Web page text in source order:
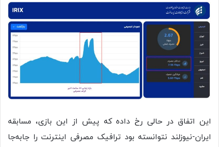
این اتفاق در حالی رخ داده که پیش از این بازی، مسابقه
ایران-نیوزلند نتوانسته بود ترافیک مصرفی اینترنت را جابه‌جا